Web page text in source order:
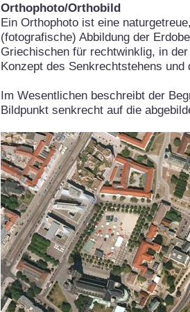
Orthophoto/Orthobild
Ein Orthophoto ist eine
(fotografische) Abbildung der
Griechischen für rechtwinklig, in
Konzept des Senkrechtstehens
Im Wesentlichen beschreibt der
Bildpunkt senkrecht auf die